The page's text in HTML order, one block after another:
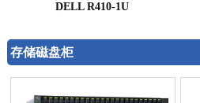
DELL R410-1U
存储磁盘柜